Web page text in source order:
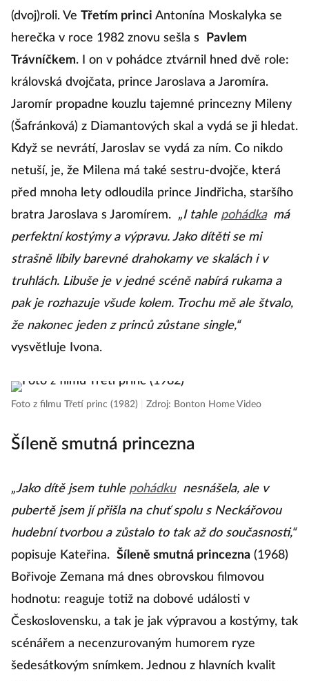
(dvoj)roli. Ve Třetím princi Antonína Moskalyka se
herečka v roce 1982 znovu sešla s
Pavlem
Trávníčkem. I on v pohádce ztvárnil hned dvě role:
královská dvojčata, prince Jaroslava a Jaromíra.
Jaromír propadne kouzlu tajemné princezny Mileny
(Šafránková) z Diamantových skal a vydá se ji hledat.
Když se nevrátí, Jaroslav se vydá za ním. Co nikdo
netuší, je, že Milena má také sestru-dvojče, která
před mnoha lety odloudila prince Jindřicha, staršího
bratra Jaroslava s Jaromírem.
„I tahle pohádka má
perfektní kostýmy a výpravu. Jako dítěti se mi
strašně líbily barevné drahokamy ve skalách i v
truhlách. Libuše je v jedné scéně nabírá rukama a
pak je rozhazuje všude kolem. Trochu mě ale štvalo,
že nakonec jeden z princů zůstane single,“
vysvětluje Ivona.
Foto z filmu Třetí princ (1982) Zdroj: Bonton Home Video
Šíleně smutná princezna
„Jako dítě jsem tuhle pohádku
nesnášela, ale v
pubertě jsem jí přišla na chuť spolu s Neckářovou
hudební tvorbou a zůstalo to tak až do současnosti,“
popisuje Kateřina. Šíleně smutná princezna(1968)
Bořivoje Zemana má dnes obrovskou filmovou
hodnotu: reaguje totiž na dobové události v
Československu, a tak je jak výpravou a kostýmy, tak
scénářem a necenzurovaným humorem ryze
šedesátkovým snímkem. Jednou z hlavních kvalit